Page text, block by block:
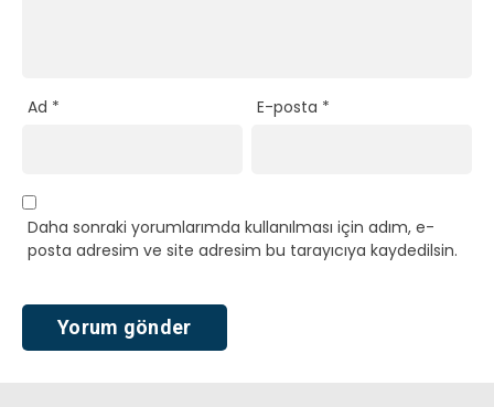
Ad * E-posta *
Daha sonraki yorumlarımda kullanılması için adım, e-
posta adresim ve site adresim bu tarayıcıya kaydedilsin.